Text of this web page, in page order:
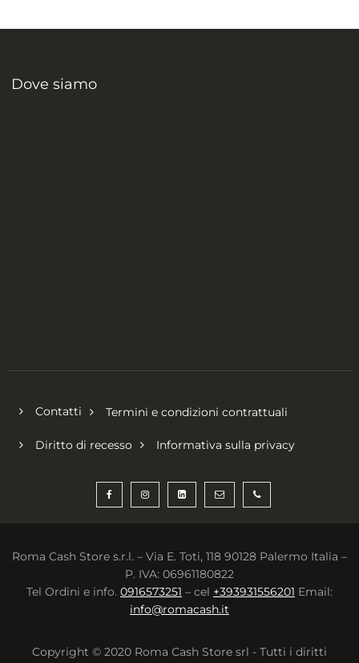
Dove siamo
Contatti Termini e condizioni contrattuali
Diritto di recesso Informativa sulla privacy
Roma Cash Store s.r.l. – Via E. Toti, 118 90128 Palermo Italia –
P. IVA: 06961180822
Tel Ordini e info. 0916573251 – cel +393931556201 Email:
info@romacash.it
Copyright © 2020 Roma Cash Store srl - Tutti i diritti